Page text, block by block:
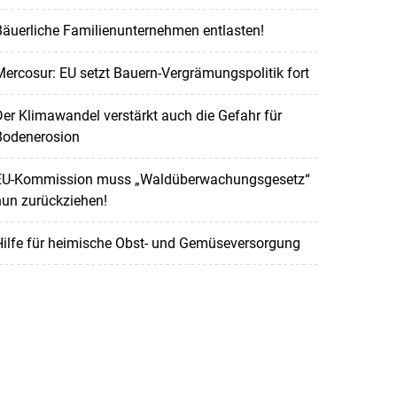
Familienunternehmen entlasten!
EU setzt Bauern-Vergrämungspolitik fort
Klimawandel verstärkt auch die Gefahr für
Kommission muss „Waldüberwachungsgesetz“
zurückziehen!
für heimische Obst- und Gemüseversorgung